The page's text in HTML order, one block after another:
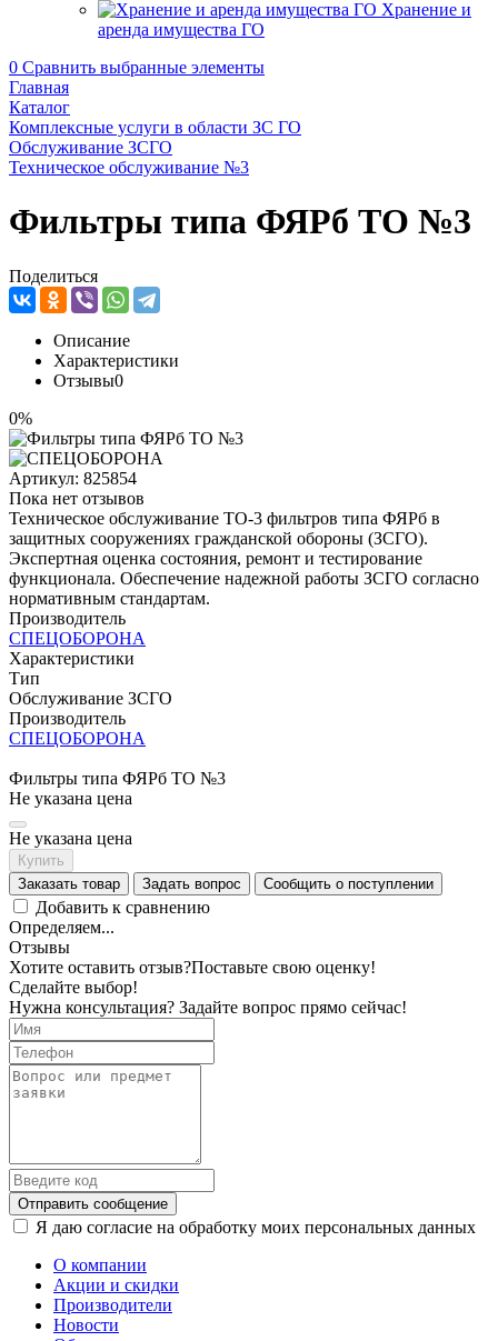
Хранение и
аренда имущества ГО
0 Сравнить выбранные элементы
Главная
Каталог
Комплексные услуги в области ЗС ГО
Обслуживание ЗСГО
Техническое обслуживание №3
Фильтры типа ФЯРб ТО №3
Поделиться
Описание
Характеристики
Отзывы0
0%
Артикул: 825854
Пока нет отзывов
Техническое обслуживание ТО-3 фильтров типа ФЯРб в
защитных сооружениях гражданской обороны (ЗСГО).
Экспертная оценка состояния, ремонт и тестирование
функционала. Обеспечение надежной работы ЗСГО согласно
нормативным стандартам.
Производитель
СПЕЦОБОРОНА
Характеристики
Тип
Обслуживание ЗСГО
Производитель
СПЕЦОБОРОНА
Фильтры типа ФЯРб ТО №3
Не указана цена
Не указана цена
Купить
Заказать товар
Задать вопрос Сообщить о поступлении
Добавить к сравнению
Определяем...
Отзывы
Хотите оставить отзыв?Поставьте свою оценку!
Сделайте выбор!
Нужна консультация? Задайте вопрос прямо сейчас!
Отправить сообщение
Я даю согласие на обработку моих персональных данных
О компании
Акции и скидки
Производители
Новости